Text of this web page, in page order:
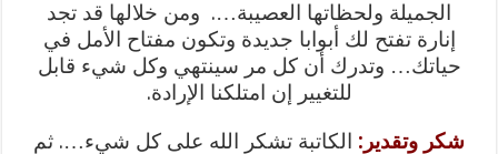
الجميلة ولحظاتها العصيبة…. ومن خلالها قد تجد
إنارة تفتح لك أبوابا جديدة وتكون مفتاح الأمل في
حياتك… وتدرك أن كل مر سينتهي وكل شيء قابل
للتغيير إن امتلكنا الإرادة.
شكر وتقدير: الكاتبة تشكر الله على كل شيء…. ثم